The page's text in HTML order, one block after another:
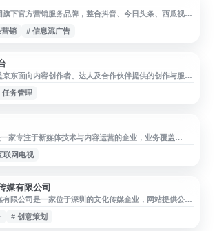
旗下官方营销服务品牌，整合抖音、今日头条、西瓜视频
源，为企业和品牌提供信息流广告、短视频营销、内容
管理等服务，帮助广告主开展抖音营销、今日头条营销
营销 # 信息流广告
东面向内容创作者、达人及合作伙伴提供的创作与服务
进行内容创作、任务管理、合作对接等相关操作。平台
务于商品内容推广、营销活动协作和创作者运营等场
任务管理
家专注于新媒体技术与内容运营的企业，业务覆盖
络电视、互联网电视、移动互联网、数字媒体平台研发与
与制作等领域。网站提供公司业务、产品服务、媒体内
联网电视
媒有限公司
限公司是一家位于深圳的文化传媒企业，网站提供公司
口，便于用户了解企业概况、服务方向及联系方式。适
品牌传播、创意策划等相关服务的用户访问参考。
# 创意策划